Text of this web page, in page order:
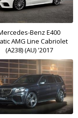
Benz E400
AMG Line Cabriolet
(A238) (AU) '2017